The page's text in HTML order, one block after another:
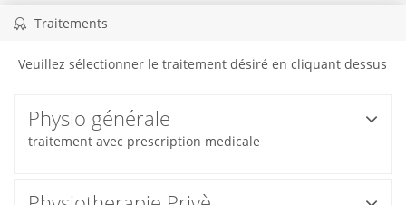
Traitements
Veuillez sélectionner le traitement désiré en cliquant dessus
Physio générale
traitement avec prescription medicale